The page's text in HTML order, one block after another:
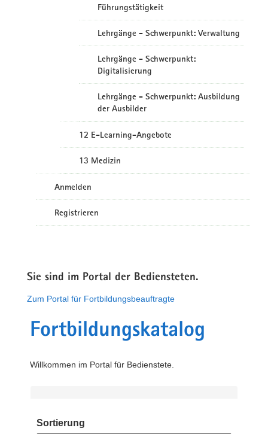
Führungstätigkeit
Lehrgänge - Schwerpunkt: Verwaltung
Lehrgänge - Schwerpunkt:
Digitalisierung
Lehrgänge - Schwerpunkt: Ausbildung
der Ausbilder
12 E-Learning-Angebote
13 Medizin
Anmelden
Registrieren
Sie sind im Portal der Bediensteten.
Zum Portal für Fortbildungsbeauftragte
Fortbildungskatalog
Willkommen im Portal für Bedienstete.
Sortierung